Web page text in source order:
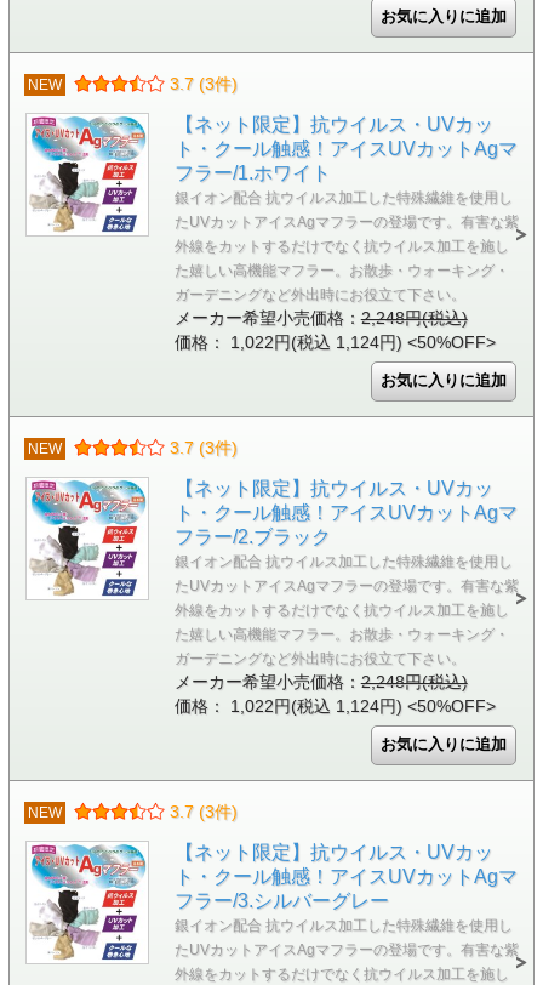
NEW 3.7 (3件)
【ネット限定】抗ウイルス・UVカッ
ト・クール触感！アイスUVカットAgマ
フラー/1.ホワイト
銀イオン配合 抗ウイルス加工した特殊繊維を使用し
たUVカットアイスAgマフラーの登場です。有害な紫
外線をカットするだけでなく抗ウイルス加工を施し
た嬉しい高機能マフラー。お散歩・ウォーキング・
ガーデニングなど外出時にお役立て下さい。
メーカー希望小売価格：2,248円(税込)
価格： 1,022円(税込 1,124円) <50%OFF>
NEW 3.7 (3件)
【ネット限定】抗ウイルス・UVカッ
ト・クール触感！アイスUVカットAgマ
フラー/2.ブラック
銀イオン配合 抗ウイルス加工した特殊繊維を使用し
たUVカットアイスAgマフラーの登場です。有害な紫
外線をカットするだけでなく抗ウイルス加工を施し
た嬉しい高機能マフラー。お散歩・ウォーキング・
ガーデニングなど外出時にお役立て下さい。
メーカー希望小売価格：2,248円(税込)
価格： 1,022円(税込 1,124円) <50%OFF>
NEW 3.7 (3件)
【ネット限定】抗ウイルス・UVカッ
ト・クール触感！アイスUVカットAgマ
フラー/3.シルバーグレー
銀イオン配合 抗ウイルス加工した特殊繊維を使用し
たUVカットアイスAgマフラーの登場です。有害な紫
外線をカットするだけでなく抗ウイルス加工を施し